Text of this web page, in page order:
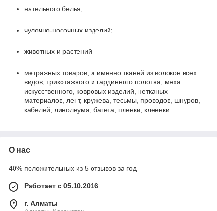
нательного белья;
чулочно-носочных изделий;
животных и растений;
метражных товаров, а именно тканей из волокон всех
видов, трикотажного и гардинного полотна, меха
искусственного, ковровых изделий, нетканых
материалов, лент, кружева, тесьмы, проводов, шнуров,
кабелей, линолеума, багета, пленки, клеенки.
О нас
40% положительных из 5 отзывов за год
Работает с 05.10.2016
г. Алматы